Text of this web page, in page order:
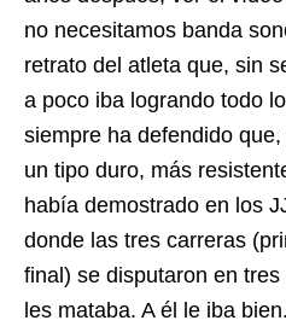
no necesitamos banda
retrato del atleta que, sin
a poco iba logrando todo
siempre ha defendido
un tipo duro, más
había demostrado en los
donde las tres carreras
final) se disputaron en
les mataba. A él le iba bien.